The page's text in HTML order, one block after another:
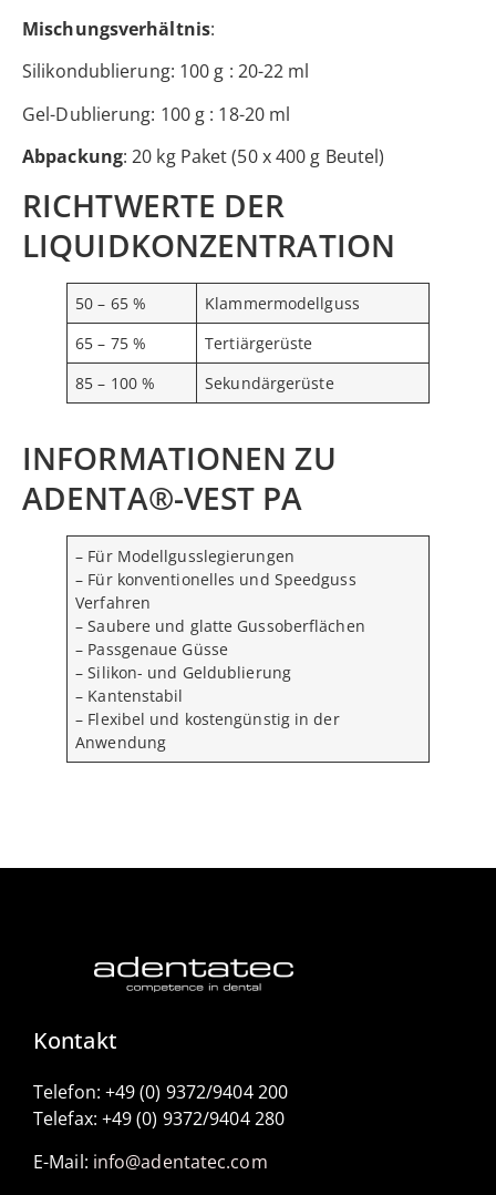
Mischungsverhältnis:
Silikondublierung: 100 g : 20-22 ml
Gel-Dublierung: 100 g : 18-20 ml
Abpackung: 20 kg Paket (50 x 400 g Beutel)
RICHTWERTE DER
LIQUIDKONZENTRATION
50 – 65 %
Klammermodellguss
65 – 75 %
Tertiärgerüste
85 – 100 %
Sekundärgerüste
INFORMATIONEN ZU
ADENTA®-VEST PA
– Für Modellgusslegierungen
– Für konventionelles und Speedguss
Verfahren
– Saubere und glatte Gussoberflächen
– Passgenaue Güsse
– Silikon- und Geldublierung
– Kantenstabil
– Flexibel und kostengünstig in der
Anwendung
Kontakt
Telefon: +49 (0) 9372/9404 200
Telefax: +49 (0) 9372/9404 280
E-Mail: info@adentatec.com